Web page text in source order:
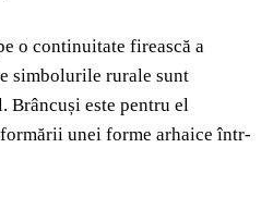
o continuitate firească a
simbolurile rurale sunt
este pentru el
unei forme arhaice într-